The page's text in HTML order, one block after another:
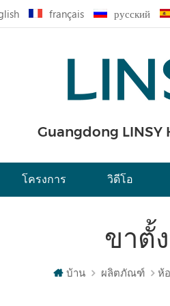
français русский
Guangdong LINSY
โครงการ วิดีโอ
ขาตั้
บ้าน ผลิตภัณฑ์ ห้